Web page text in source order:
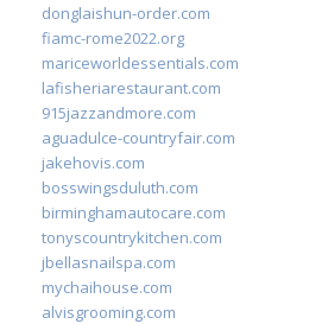
donglaishun-order.com
fiamc-rome2022.org
mariceworldessentials.com
lafisheriarestaurant.com
915jazzandmore.com
aguadulce-countryfair.com
jakehovis.com
bosswingsduluth.com
birminghamautocare.com
tonyscountrykitchen.com
jbellasnailspa.com
mychaihouse.com
alvisgrooming.com